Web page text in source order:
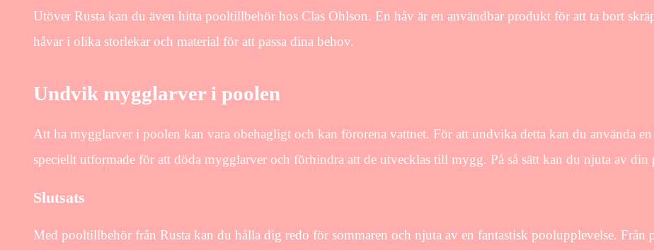
Utöver Rusta kan du även hitta pooltillbehör hos Clas Ohlson. En håv är en användbar produkt för att ta bort
håvar i olika storlekar och material för att passa dina behov.
Undvik mygglarver i poolen
Att ha mygglarver i poolen kan vara obehagligt och kan förorena vattnet. För att undvika detta kan du använda
speciellt utformade för att döda mygglarver och förhindra att de utvecklas till mygg. På så sätt kan du njuta av
Slutsats
Med pooltillbehör från Rusta kan du hålla dig redo för sommaren och njuta av en fantastisk poolupplevelse.